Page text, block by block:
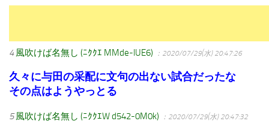
4 風吹けば名無し (ﾆｸｸｴ MMde-lUE6) ：2020/07/29(水) 20:47:26
久々に与田の采配に文句の出ない試合だったな
その点はようやっとる
5 風吹けば名無し (ﾆｸｸｴW d542-0M0k) ：2020/07/29(水) 20:47:32